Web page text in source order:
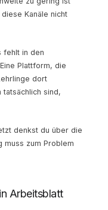
Kanäle nicht
fehlt in den
Plattform, die
dort
tatsächlich sind,
denkst du über die
muss zum Problem
Arbeitsblatt